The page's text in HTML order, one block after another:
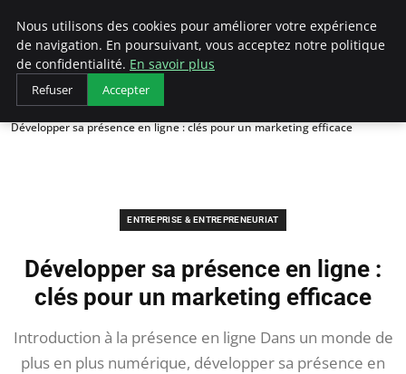
LECFCM
Accueil
Entreprise & Entrepreneuriat
Développer sa présence en ligne : clés pour un marketing efficace
ENTREPRISE & ENTREPRENEURIAT
Développer sa présence en ligne :
clés pour un marketing efficace
Introduction à la présence en ligne Dans un monde de
plus en plus numérique, développer sa présence en
Nous utilisons des cookies pour améliorer votre expérience
de navigation. En poursuivant, vous acceptez notre politique
de confidentialité. En savoir plus
Refuser Accepter